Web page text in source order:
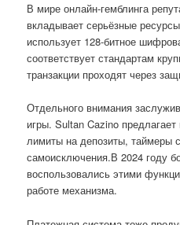
В мире онлайн-гемблинга
вкладывает серьёзные
использует 128-битное
соответствует стандартам
транзакции проходят через
Отдельного внимания
игры. Sultan Cazino
лимиты на депозиты, таймеры
самоисключения.В 2024 году
воспользовались этими
работе механизма.